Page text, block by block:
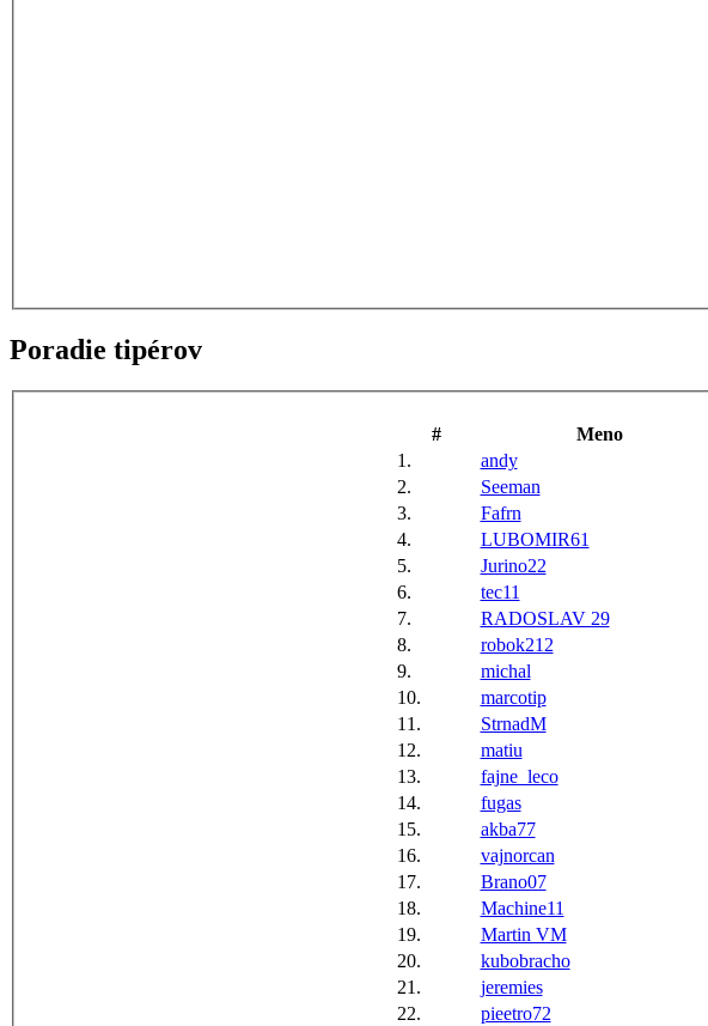
Poradie tipérov
# Meno
1.
andy
2.
Seeman
3.
Fafrn
4.
LUBOMIR61
5.
Jurino22
6.
tec11
7.
RADOSLAV 29
8.
robok212
9.
michal
10.
marcotip
11.
StrnadM
12.
matiu
13.
fajne_leco
14.
fugas
15.
akba77
16.
vajnorcan
17.
Brano07
18.
Machine11
19.
Martin VM
20.
kubobracho
21.
jeremies
22.
pieetro72